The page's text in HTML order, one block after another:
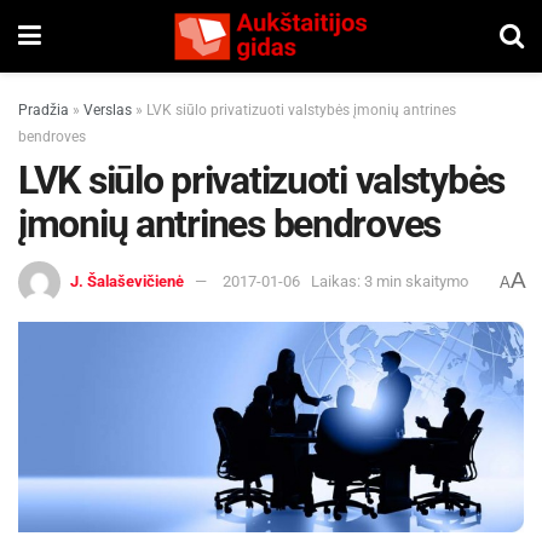
Pradžia » Verslas » LVK siūlo privatizuoti valstybės įmonių antrines
bendroves
LVK siūlo privatizuoti valstybės
įmonių antrines bendroves
J. Šalaševičienė 2017-01-06 Laikas: 3 min skaitymo AA